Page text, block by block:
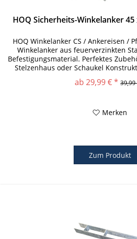
HOQ Sicherheits-Winkelanker 45
HOQ Winkelanker CS / Ankereisen /
Winkelanker aus feuerverzinkten
Befestigungsmaterial. Perfektes
Stelzenhaus oder Schaukel
ab 29,99 € *
Merken
Zum Produkt